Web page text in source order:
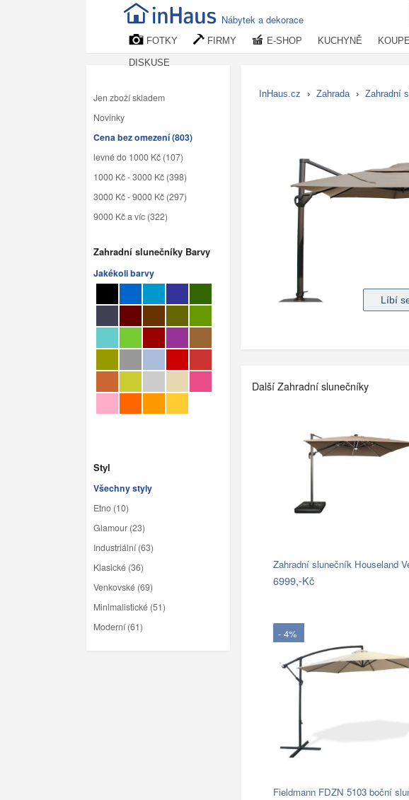
Nábytek a dekorace
FOTKY FIRMY E-SHOP KUCHYNĚ
DISKUSE
Jen zboží skladem
Novinky
Cena bez omezení (803)
levné do 1000 Kč (107)
1000 Kč - 3000 Kč (398)
3000 Kč - 9000 Kč (297)
9000 Kč a víc (322)
Zahradní slunečníky Barvy
Jakékoli barvy
Styl
Všechny styly
Etno (10)
Glamour (23)
Industriální (63)
Klasické (36)
Venkovské (69)
Minimalistické (51)
Moderní (61)
InHaus.cz › Zahrada › Zahradní
Další Zahradní slunečníky
Zahradní slunečník Houseland
6999,-Kč
- 4%
Fieldmann FDZN 5103 boční